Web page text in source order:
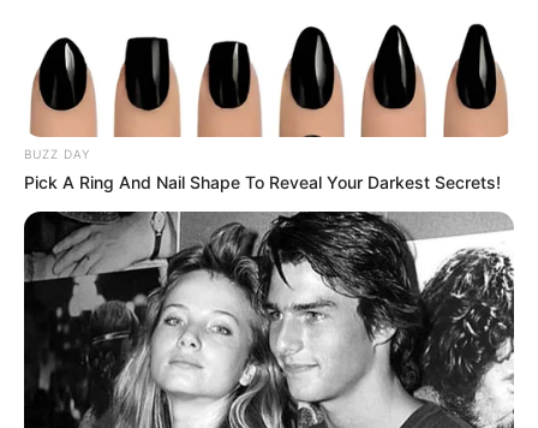
Latest News
અમદાવાદમાં મેયરને જોતા જ 3 દિવસથી પાણીમાં
રહેલા લોકોનો બાટલો ફાટ્યો
‘વિદ્યાર્થીઓને મારવાનો આદેશ કોણે આપ્યો, પેલેટ
ગનનો ઉપયોગ કરવાની મંજુરી કોણે આપી? રાહુલ
ગાંધીએ અમિત શાહને પત્ર લખ્યો
2 weeks ago
કેનેડામાં કાર અકસ્માતમાં અમદાવાદના કોમ્પ્યુટર
એન્જિનિયરનું મોત
2 weeks ago
BUZZ DAY
Pick A Ring And Nail Shape To Reveal Your Darkest Secrets!